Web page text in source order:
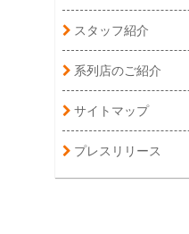
スタッフ紹介
系列店のご紹介
サイトマップ
プレスリリース